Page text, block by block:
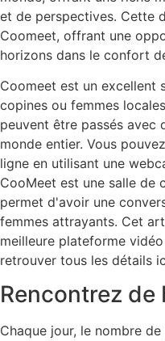
et de perspectives. Cette
Coomeet, offrant une
horizons dans le confort
Coomeet est un excellent
copines ou femmes
peuvent être passés avec
monde entier. Vous
ligne en utilisant une
CooMeet est une salle de
permet d'avoir une
femmes attrayants. Cet
meilleure plateforme
retrouver tous les détails
Rencontrez de
Chaque jour, le nombre